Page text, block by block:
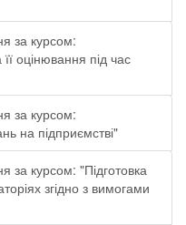
за курсом:
оцінювання під час
за курсом:
на підприємстві"
за курсом: "Підготовка
згідно з вимогами